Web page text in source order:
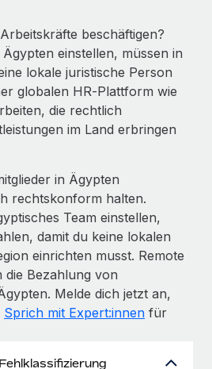
beschäftigen?
einstellen, müssen in
lokale juristische Person
globalen HR‑Plattform wie
die rechtlich
im Land erbringen
in Ägypten
rechtskonform halten.
Team einstellen,
damit du keine lokalen
einrichten musst. Remote
Bezahlung von
Melde dich jetzt an,
Sprich mit Expert:innen für